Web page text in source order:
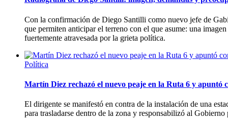
Con la confirmación de Diego Santilli como nuevo jefe de
que permiten anticipar el terreno con el que asume: una
fuertemente atravesada por la grieta política.
Política
Martín Diez rechazó el nuevo peaje en la Ruta 6 y
El dirigente se manifestó en contra de la instalación de una
para trasladarse dentro de la zona y responsabilizó al